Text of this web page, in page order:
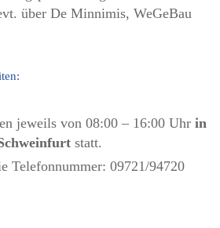
über De Minnimis, WeGeBau
jeweils von 08:00 – 16:00 Uhr in
statt.
Telefonnummer: 09721/94720